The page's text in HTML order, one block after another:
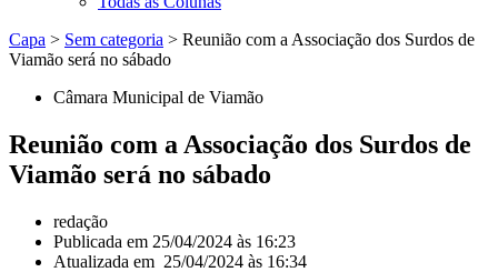
Capa > Sem categoria > Reunião com a Associação dos Surdos de
Viamão será no sábado
Câmara Municipal de Viamão
Reunião com a Associação dos Surdos de
Viamão será no sábado
redação
Publicada em 25/04/2024 às 16:23
Atualizada em 25/04/2024 às 16:34